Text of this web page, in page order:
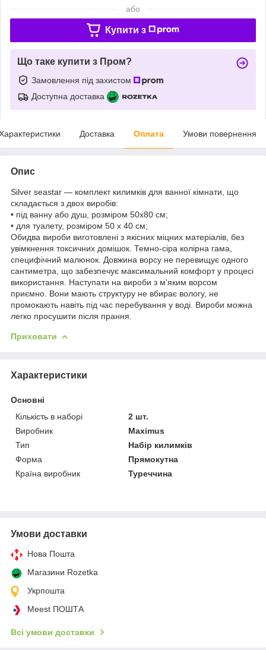
або
Купити з
Що таке купити з Пром?
Замовлення під захистом
Доступна доставка
Доставка Оплата Умови повернення
Опис
Silver seastar — комплект килимків для ванної кімнати, що
складається з двох виробів:
• під ванну або душ, розміром 50х80 см;
• для туалету, розміром 50 х 40 см;
Обидва вироби виготовлені з якісних міцних матеріалів, без
увімкнення токсичних домішок. Темно-сіра колірна гама,
специфічний малюнок. Довжина ворсу не перевищує одного
сантиметра, що забезпечує максимальний комфорт у процесі
використання. Наступати на вироби з м'яким ворсом
приємно. Вони мають структуру не вбирає вологу, не
промокають навіть під час перебування у воді. Вироби можна
легко просушити після прання.
Приховати
Характеристики
Основні
Кількість в наборі
2 шт.
Виробник
Maximus
Тип
Набір килимків
Форма
Прямокутна
Країна виробник
Туреччина
Умови доставки
Нова Пошта
Магазини Rozetka
Укрпошта
Meest ПОШТА
Всі умови доставки